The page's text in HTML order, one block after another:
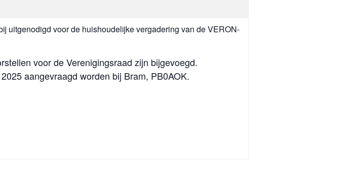
uitgenodigd voor de huishoudelijke vergadering van de VERON-
voor de Verenigingsraad zijn bijgevoegd.
aangevraagd worden bij Bram, PB0AOK.